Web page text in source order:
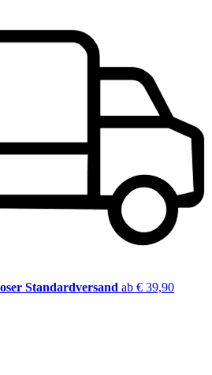
Standardversand ab € 39,90